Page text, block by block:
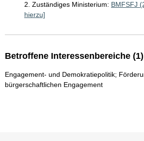
2. Zuständiges Ministerium: BMFSFJ
hierzu]
Betroffene Interessenbereiche (1)
Engagement- und Demokratiepolitik;
bürgerschaftlichen Engagement